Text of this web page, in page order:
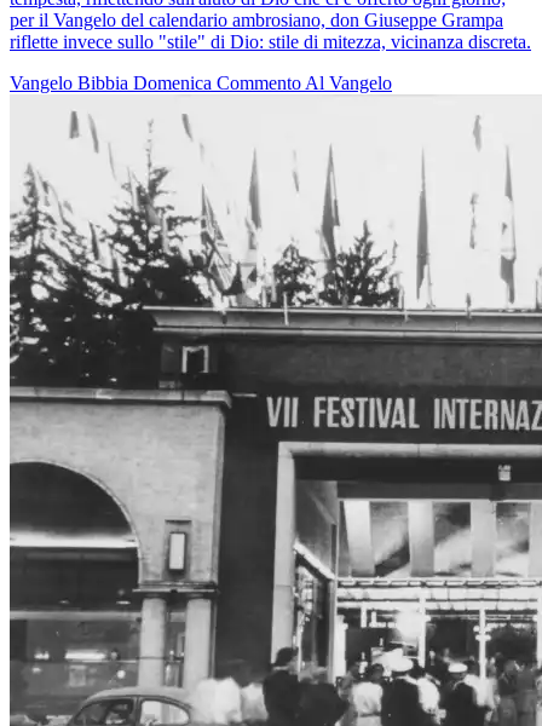
per il Vangelo del calendario ambrosiano, don Giuseppe Grampa
riflette invece sullo "stile" di Dio: stile di mitezza, vicinanza discreta.
Vangelo Bibbia Domenica Commento Al Vangelo